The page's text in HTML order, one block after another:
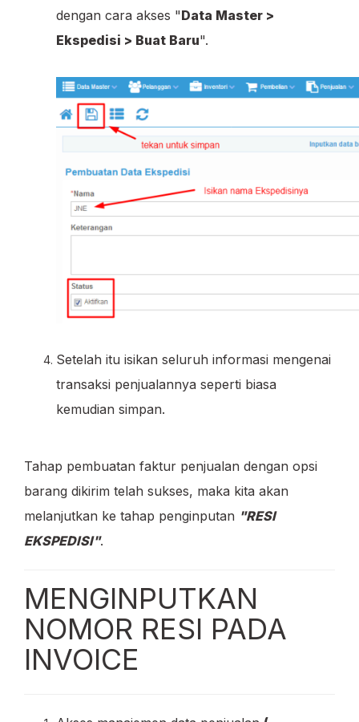
dengan cara akses "Data Master >
Ekspedisi > Buat Baru".
Setelah itu isikan seluruh informasi mengenai
transaksi penjualannya seperti biasa
kemudian simpan.
Tahap pembuatan faktur penjualan dengan opsi
barang dikirim telah sukses, maka kita akan
melanjutkan ke tahap penginputan "RESI
EKSPEDISI".
MENGINPUTKAN
NOMOR RESI PADA
INVOICE